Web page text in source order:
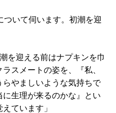
いて伺います。初潮を迎
を迎える前はナプキンを巾
スメートの姿を、『私、
らやましいような気持ちで
生理が来るのかな』とい
ています」